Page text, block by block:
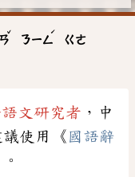
ˇ
ㄋㄧㄥ
ˊ
ㄍㄜ
文研究者 ，中
使用《 國語辭